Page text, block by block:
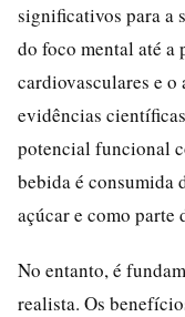
significativos para a
do foco mental até a
cardiovasculares e
evidências
potencial funcional
bebida é consumida
açúcar e como parte
No entanto, é
realista. Os